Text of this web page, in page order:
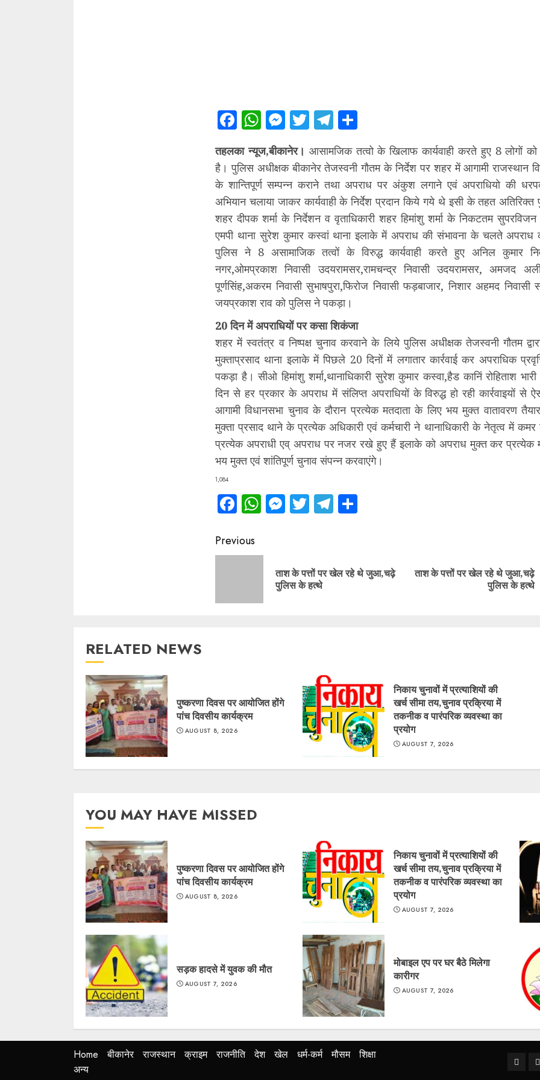
Facebook
WhatsApp
Messenger
TwitterTelegram
तहलका न्यूज,बीकानेर। आसामजिक तत्वो के खिलाफ कार्यवाही करते हुए 8 लोगों को
है। पुलिस अधीक्षक बीकानेर तेजस्वनी गौतम के निर्देश पर शहर में आगामी राजस्थान
के शान्तिपूर्ण सम्पन्न कराने तथा अपराध पर अंकुश लगाने एवं अपराधियो की
अभियान चलाया जाकर कार्यवाही के निर्देश प्रदान किये गये थे इसी के तहत
शहर दीपक शर्मा के निर्देशन व वृताधिकारी शहर हिमांशु शर्मा के निकटतम सुपरविजन
एमपी थाना सुरेश कुमार कस्वां थाना इलाके में अपराध की संभावना के चलते अपराध
पुलिस ने 8 असामाजिक तत्वों के विरुद्ध कार्यवाही करते हुए अनिल कुमार
नगर,ओमप्रकाश निवासी उदयरामसर,रामचन्द्र निवासी उदयरामसर, अमजद
पूर्णसिंह,अकरम निवासी सुभाषपुरा,फिरोज निवासी फड़बाजार, निशार अहमद निवासी
जयप्रकाश राव को पुलिस ने पकड़ा।
20 दिन में अपराधियों पर कसा शिकंजा
शहर में स्वतंत्र व निष्पक्ष चुनाव करवाने के लिये पुलिस अधीक्षक तेजस्वनी गौतम
मुक्ताप्रसाद थाना इलाके में पिछले 20 दिनों में लगातार कार्रवाई कर अपराधिक
पकड़ा है। सीओ हिमांशु शर्मा,थानाधिकारी सुरेश कुमार कस्वा,हैड कानिं रोहिताश
दिन से हर प्रकार के अपराध में संलिप्त अपराधियों के विरुद्ध हो रही कार्रवाइयों से
आगामी विधानसभा चुनाव के दौरान प्रत्येक मतदाता के लिए भय मुक्त वातावरण
मुक्ता प्रसाद थाने के प्रत्येक अधिकारी एवं कर्मचारी ने थानाधिकारी के नेतृत्व में
प्रत्येक अपराधी एव् अपराध पर नजर रखे हुए हैं इलाके को अपराध मुक्त कर प्रत्येक
भय मुक्त एवं शांतिपूर्ण चुनाव संपन्न करवाएंगे।
1,084
Facebook
WhatsApp
Messenger
TwitterTelegram
Continue
Reading
Previous
Previous
ताश के पत्तों पर खेल रहे थे जुआ,चढ़े
पुलिस के हत्थे
Next
ताश के पत्तों पर खेल रहे थे जुआ,चढ़े
पुलिस के हत्थे
RELATED NEWS
पुष्करणा दिवस पर आयोजित होंगे
पांच दिवसीय कार्यक्रम
AUGUST 8, 2026
निकाय चुनावों में प्रत्याशियों की
खर्च सीमा तय,चुनाव प्रक्रिया में
तकनीक व पारंपरिक व्यवस्था का
प्रयोग
AUGUST 7, 2026
YOU MAY HAVE MISSED
पुष्करणा दिवस पर आयोजित होंगे
पांच दिवसीय कार्यक्रम
AUGUST 8, 2026
निकाय चुनावों में प्रत्याशियों की
खर्च सीमा तय,चुनाव प्रक्रिया में
तकनीक व पारंपरिक व्यवस्था का
प्रयोग
AUGUST 7, 2026
सड़क हादसे में युवक की मौत
AUGUST 7, 2026
मोबाइल एप पर घर बैठे मिलेगा
कारीगर
AUGUST 7, 2026
Home बीकानेर राजस्थान क्राइम राजनीति देश खेल धर्म-कर्म मौसम
शिक्षा
अन्य
Home